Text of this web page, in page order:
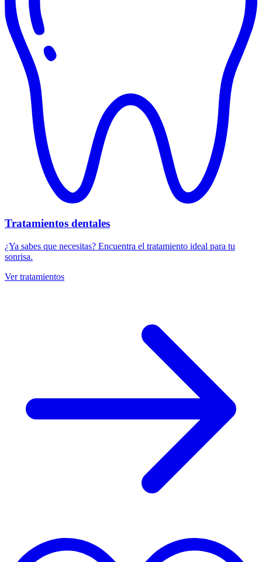
Tratamientos dentales
¿Ya sabes que necesitas? Encuentra el tratamiento ideal para tu
sonrisa.
Ver tratamientos